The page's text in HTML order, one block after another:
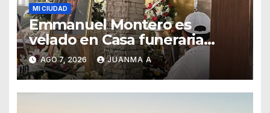
MI CIUDAD
Emmanuel Montero es
velado en Casa funeraria
Forasté
AGO 7, 2026 JUANMA A